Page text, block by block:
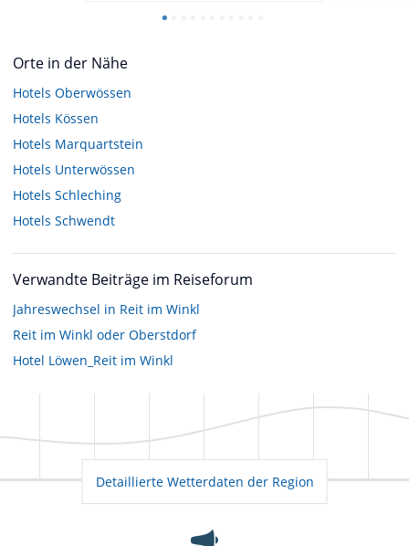
Orte in der Nähe
Hotels Oberwössen
Hotels Kössen
Hotels Marquartstein
Hotels Unterwössen
Hotels Schleching
Hotels Schwendt
Verwandte Beiträge im Reiseforum
Jahreswechsel in Reit im Winkl
Reit im Winkl oder Oberstdorf
Hotel Löwen_Reit im Winkl
Detaillierte Wetterdaten der Region